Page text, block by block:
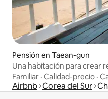
Pensión en Taean-gun
Una habitación para crear
habitación 303
Familiar · Calidad-precio ·
Airbnb Corea del Sur